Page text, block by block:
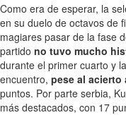
Como era de esperar, la
en su duelo de octavos de
magiares pasar de la fase
partido no tuvo mucho
durante el primer cuarto y
encuentro, pese al acierto
puntos. Por parte serbia,
más destacados, con 17